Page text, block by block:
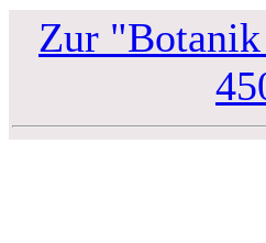
Zur "Botanik